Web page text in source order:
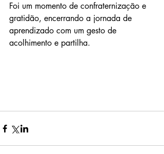
Foi um momento de confraternização e
gratidão, encerrando a jornada de
aprendizado com um gesto de
acolhimento e partilha.